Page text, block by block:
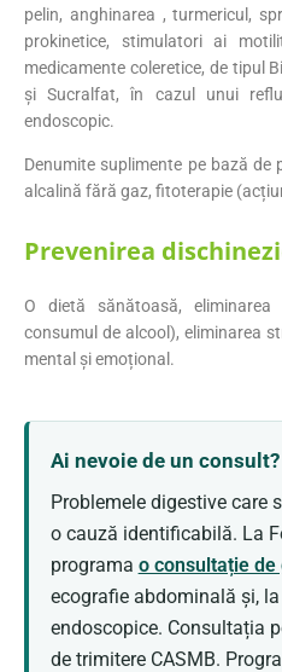
pelin, anghinarea , turmericul,
prokinetice, stimulatori ai
medicamente coleretice, de tipul
şi Sucralfat, în cazul unui
endoscopic.
Denumite suplimente pe bază de
alcalină fără gaz, fitoterapie
Prevenirea
O dietă sănătoasă,
consumul de alcool), eliminarea
mental și emoțional.
Ai nevoie de un consult?
Problemele digestive care
o cauză identificabilă. La
programa o consultație
ecografie abdominală și,
endoscopice. Consultația
de trimitere CASMB.